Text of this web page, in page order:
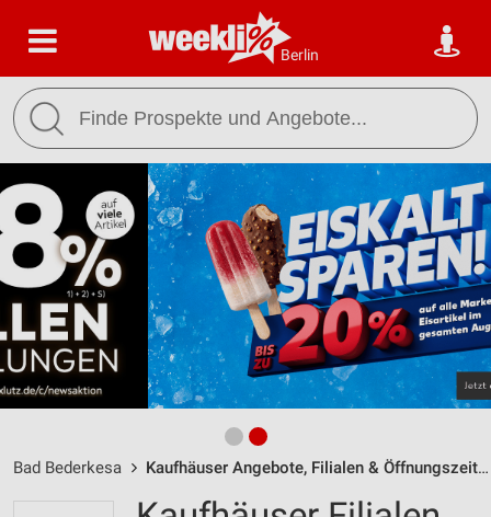
Berlin
Bad Bederkesa Kaufhäuser Angebote, Filialen & Öffnungszeiten